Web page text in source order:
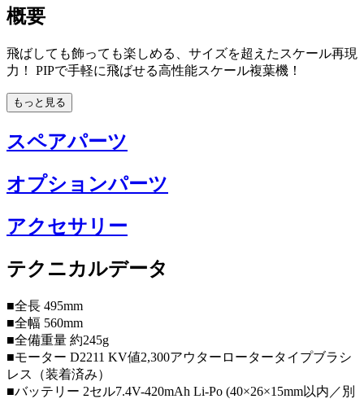
概要
飛ばしても飾っても楽しめる、サイズを超えたスケール再現
力！ PIPで手軽に飛ばせる高性能スケール複葉機！
もっと見る
スペアパーツ
オプションパーツ
アクセサリー
テクニカルデータ
■全長 495mm
■全幅 560mm
■全備重量 約245g
■モーター D2211 KV値2,300アウターロータータイプブラシ
レス（装着済み）
■バッテリー 2セル7.4V-420mAh Li-Po (40×26×15mm以内／別